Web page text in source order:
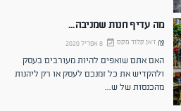
מה עדיף חנות שמניבה...
ז'אן קלוד מקס 8 אפריל 2020
האם אתם שואפים להיות מעורבים בעסק
ולהקדיש את כל זמנכם לעסק או רק ליהנות
מהכנסות של ש...